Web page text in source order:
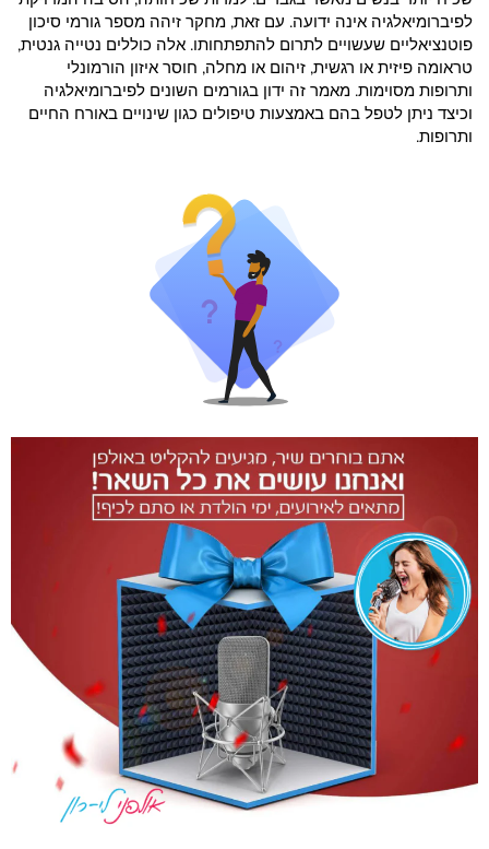
לפיברומיאלגיה אינה ידועה. עם זאת, מחקר זיהה מספר גורמי סיכון
פוטנציאליים שעשויים לתרום להתפתחותו. אלה כוללים נטייה גנטית,
טראומה פיזית או רגשית, זיהום או מחלה, חוסר איזון הורמונלי
ותרופות מסוימות. מאמר זה ידון בגורמים השונים לפיברומיאלגיה
וכיצד ניתן לטפל בהם באמצעות טיפולים כגון שינויים באורח החיים
ותרופות.